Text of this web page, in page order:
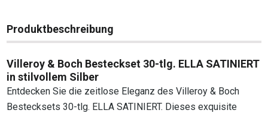
Produktbeschreibung
Villeroy & Boch Besteckset 30-tlg. ELLA SATINIERT
in stilvollem Silber
Entdecken Sie die zeitlose Eleganz des Villeroy & Boch
Bestecksets 30-tlg. ELLA SATINIERT. Dieses exquisite